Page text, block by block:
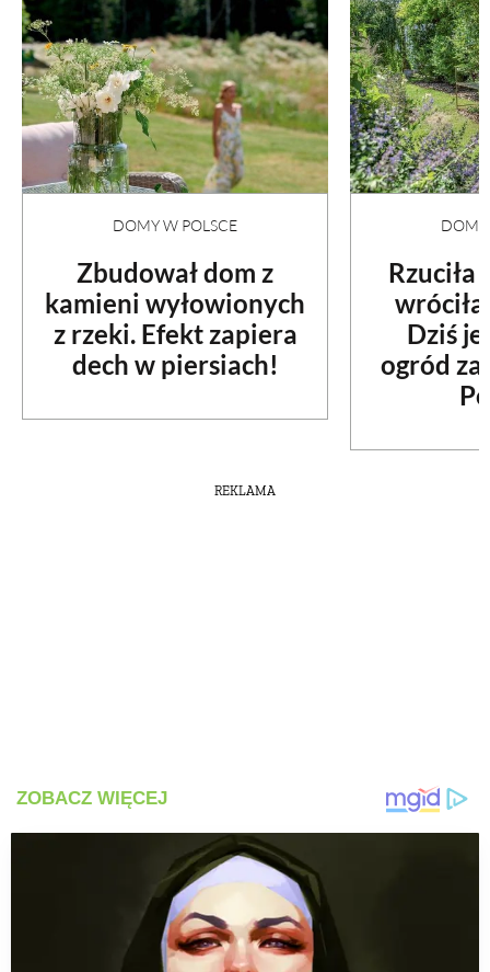
DOMY W POLSCE
Zbudował dom z
kamieni wyłowionych
z rzeki. Efekt zapiera
dech w piersiach!
DOMY
Rzuciła
Dziś
ogród
REKLAMA